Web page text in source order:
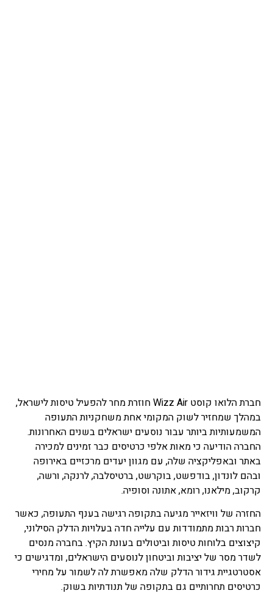
חברת הלואו קוסט Wizz Air חוזרת מחר להפעיל טיסות לישראל,
במהלך שמחזיר לשוק המקומי אחת משחקניות התעופה
המשמעותיות ביותר עבור נוסעים ישראלים בשנים האחרונות.
החברה הודיעה כי מאות אלפי כרטיסים כבר זמינים למכירה
באתר ובאפליקציה שלה, עם מגוון יעדים מרכזיים באירופה
ובהם לונדון, בודפשט, בוקרשט, ברטיסלבה, לרנקה, ורשה,
קרקוב, מילאנו, רומא, אתונה וסופיה.
החזרה של וויזאייר מגיעה בתקופה רגישה בענף התעופה, כאשר
חברות רבות מתמודדות עם עלייה חדה בעלויות הדלק הסילוני,
קיצוצים בלוחות טיסות וביטולים בעונת הקיץ. בחברה מנסים
לשדר מסר של יציבות וביטחון לנוסעים הישראלים, ומדגישים כי
אסטרטגיית גידור הדלק שלה מאפשרת לה לשמור על מחירי
כרטיסים תחרותיים גם בתקופה של תנודתיות בשוק.